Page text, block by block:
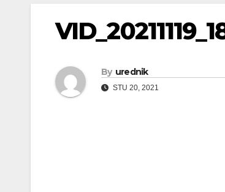
By urednik
STU 20, 2021